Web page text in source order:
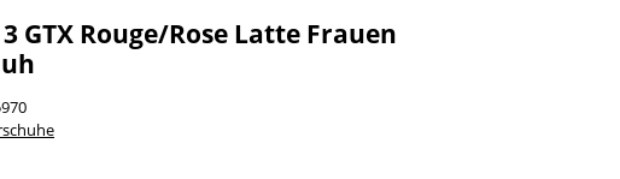
GTX Rouge/Rose Latte Frauen